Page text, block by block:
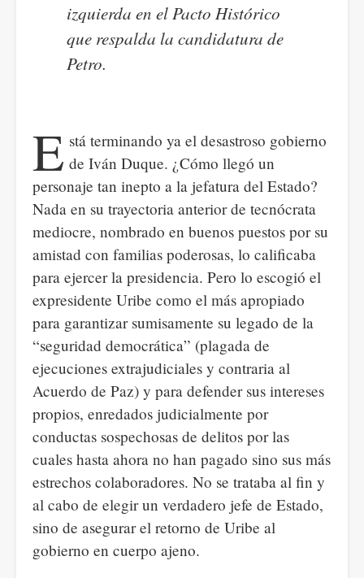
izquierda en el Pacto Histórico
que respalda la candidatura de
Petro.
E stá terminando ya el desastroso gobierno
de Iván Duque. ¿Cómo llegó un
personaje tan inepto a la jefatura del Estado?
Nada en su trayectoria anterior de tecnócrata
mediocre, nombrado en buenos puestos por su
amistad con familias poderosas, lo calificaba
para ejercer la presidencia. Pero lo escogió el
expresidente Uribe como el más apropiado
para garantizar sumisamente su legado de la
“seguridad democrática” (plagada de
ejecuciones extrajudiciales y contraria al
Acuerdo de Paz) y para defender sus intereses
propios, enredados judicialmente por
conductas sospechosas de delitos por las
cuales hasta ahora no han pagado sino sus más
estrechos colaboradores. No se trataba al fin y
al cabo de elegir un verdadero jefe de Estado,
sino de asegurar el retorno de Uribe al
gobierno en cuerpo ajeno.